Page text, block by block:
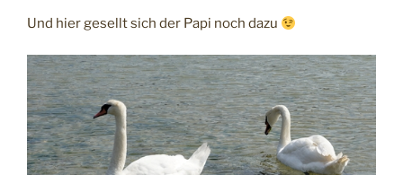
Und hier gesellt sich der Papi noch dazu